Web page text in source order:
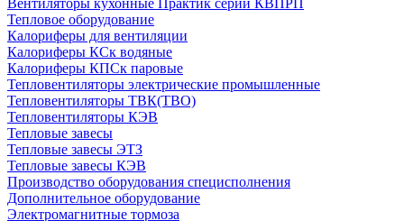
Вентиляторы кухонные Практик серии КВПРП
Тепловое оборудование
Калориферы для вентиляции
Калориферы КСк водяные
Калориферы КПСк паровые
Тепловентиляторы электрические промышленные
Тепловентиляторы ТВК(ТВО)
Тепловентиляторы КЭВ
Тепловые завесы
Тепловые завесы ЭТЗ
Тепловые завесы КЭВ
Производство оборудования специсполнения
Дополнительное оборудование
Электромагнитные тормоза